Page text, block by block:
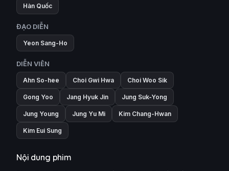
Hàn Quốc
ĐẠO DIỄN
Yeon Sang-Ho
DIỄN VIÊN
Ahn So-hee Choi Gwi Hwa Choi Woo Sik
Gong Yoo Jang Hyuk Jin Jung Suk-Yong
Jung Young Jung Yu Mi Kim Chang-Hwan
Kim Eui Sung
Nội dung phim